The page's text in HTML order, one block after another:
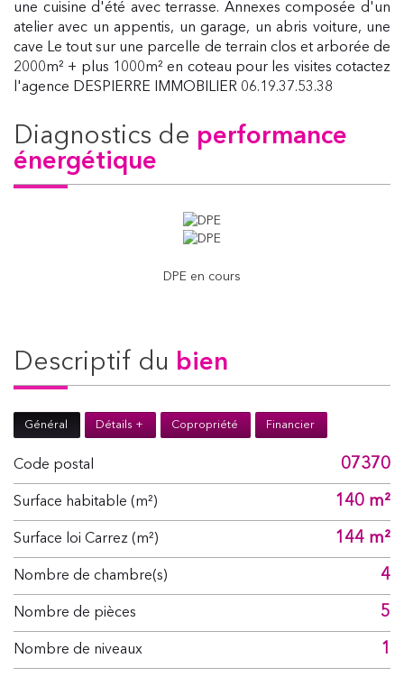
une cuisine d'été avec terrasse. Annexes composée d'un
atelier avec un appentis, un garage, un abris voiture, une
cave Le tout sur une parcelle de terrain clos et arborée de
2000m² + plus 1000m² en coteau pour les visites cotactez
l'agence DESPIERRE IMMOBILIER 06.19.37.53.38
diagnostics de performance
énergétique
DPE en cours
descriptif du bien
Général Détails + Copropriété Financier
Code postal 07370
Surface habitable (m²) 140 m²
Surface loi Carrez (m²) 144 m²
Nombre de chambre(s) 4
Nombre de pièces 5
Nombre de niveaux 1